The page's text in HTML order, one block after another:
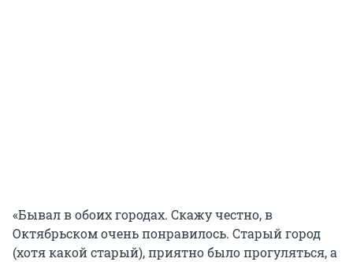
«Бывал в обоих городах. Скажу честно, в
Октябрьском очень понравилось. Старый город
(хотя какой старый), приятно было прогуляться, а